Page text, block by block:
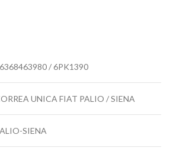
/ 6PK1390
UNICA FIAT PALIO / SIENA
SIENA